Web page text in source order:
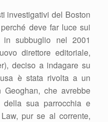
investigativi del Boston
deve far luce sui
subbuglio nel 2001
direttore editoriale,
deciso a indagare su
è stata rivolta a un
che avrebbe
sua parrocchia e
pur se al corrente,